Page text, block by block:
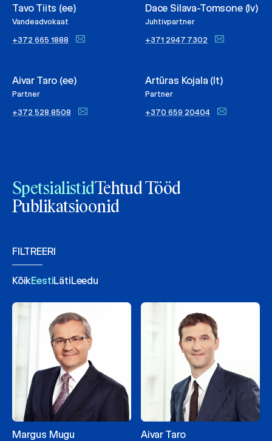
Tavo Tiits (ee)
Vandeadvokaat
+372 665 1888
Aivar Taro (ee)
Partner
+372 528 8508
Dace Silava-Tomsone (lv)
Juhtivpartner
+371 2947 7302
Artūras Kojala (lt)
Partner
+370 659 20404
SpetsialistidTehtud Tööd
Publikatsioonid
FILTREERI
KõikEestiLätiLeedu
Margus Mugu Aivar Taro